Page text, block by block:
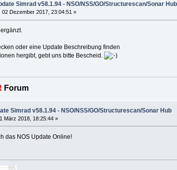
Simrad v58.1.94 - NSO/NSS/GO/Structurescan/Sonar Hub
02 Dezember 2017, 23:04:51 »
oder eine Update Beschreibung finden
hergibt, gebt uns bitte Bescheid.
Forum
Simrad v58.1.94 - NSO/NSS/GO/Structurescan/Sonar Hub
März 2018, 18:25:44 »
das NOS Update Online!